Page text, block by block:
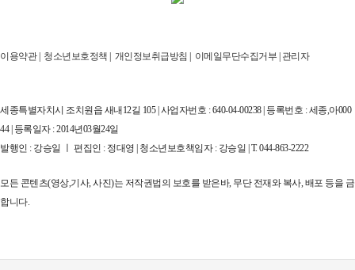
이용약관| 청소년보호정책 | 개인정보취급방침 | 이메일무단수집거부 | 관리자
세종특별자치시 조치원읍 새내12길 105 | 사업자번호 : 640-04-00238 | 등록번호 : 세종,아000
44 | 등록일자 : 2014년03월24일
발행인 : 강승일 ㅣ 편집인 : 정대영 | 청소년보호책임자 : 강승일 | T. 044-863-2222
모든 콘텐츠(영상,기사, 사진)는 저작권법의 보호를 받은바, 무단 전재와 복사, 배포 등을 금
합니다.